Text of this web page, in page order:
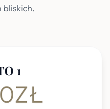
bliskich.
1